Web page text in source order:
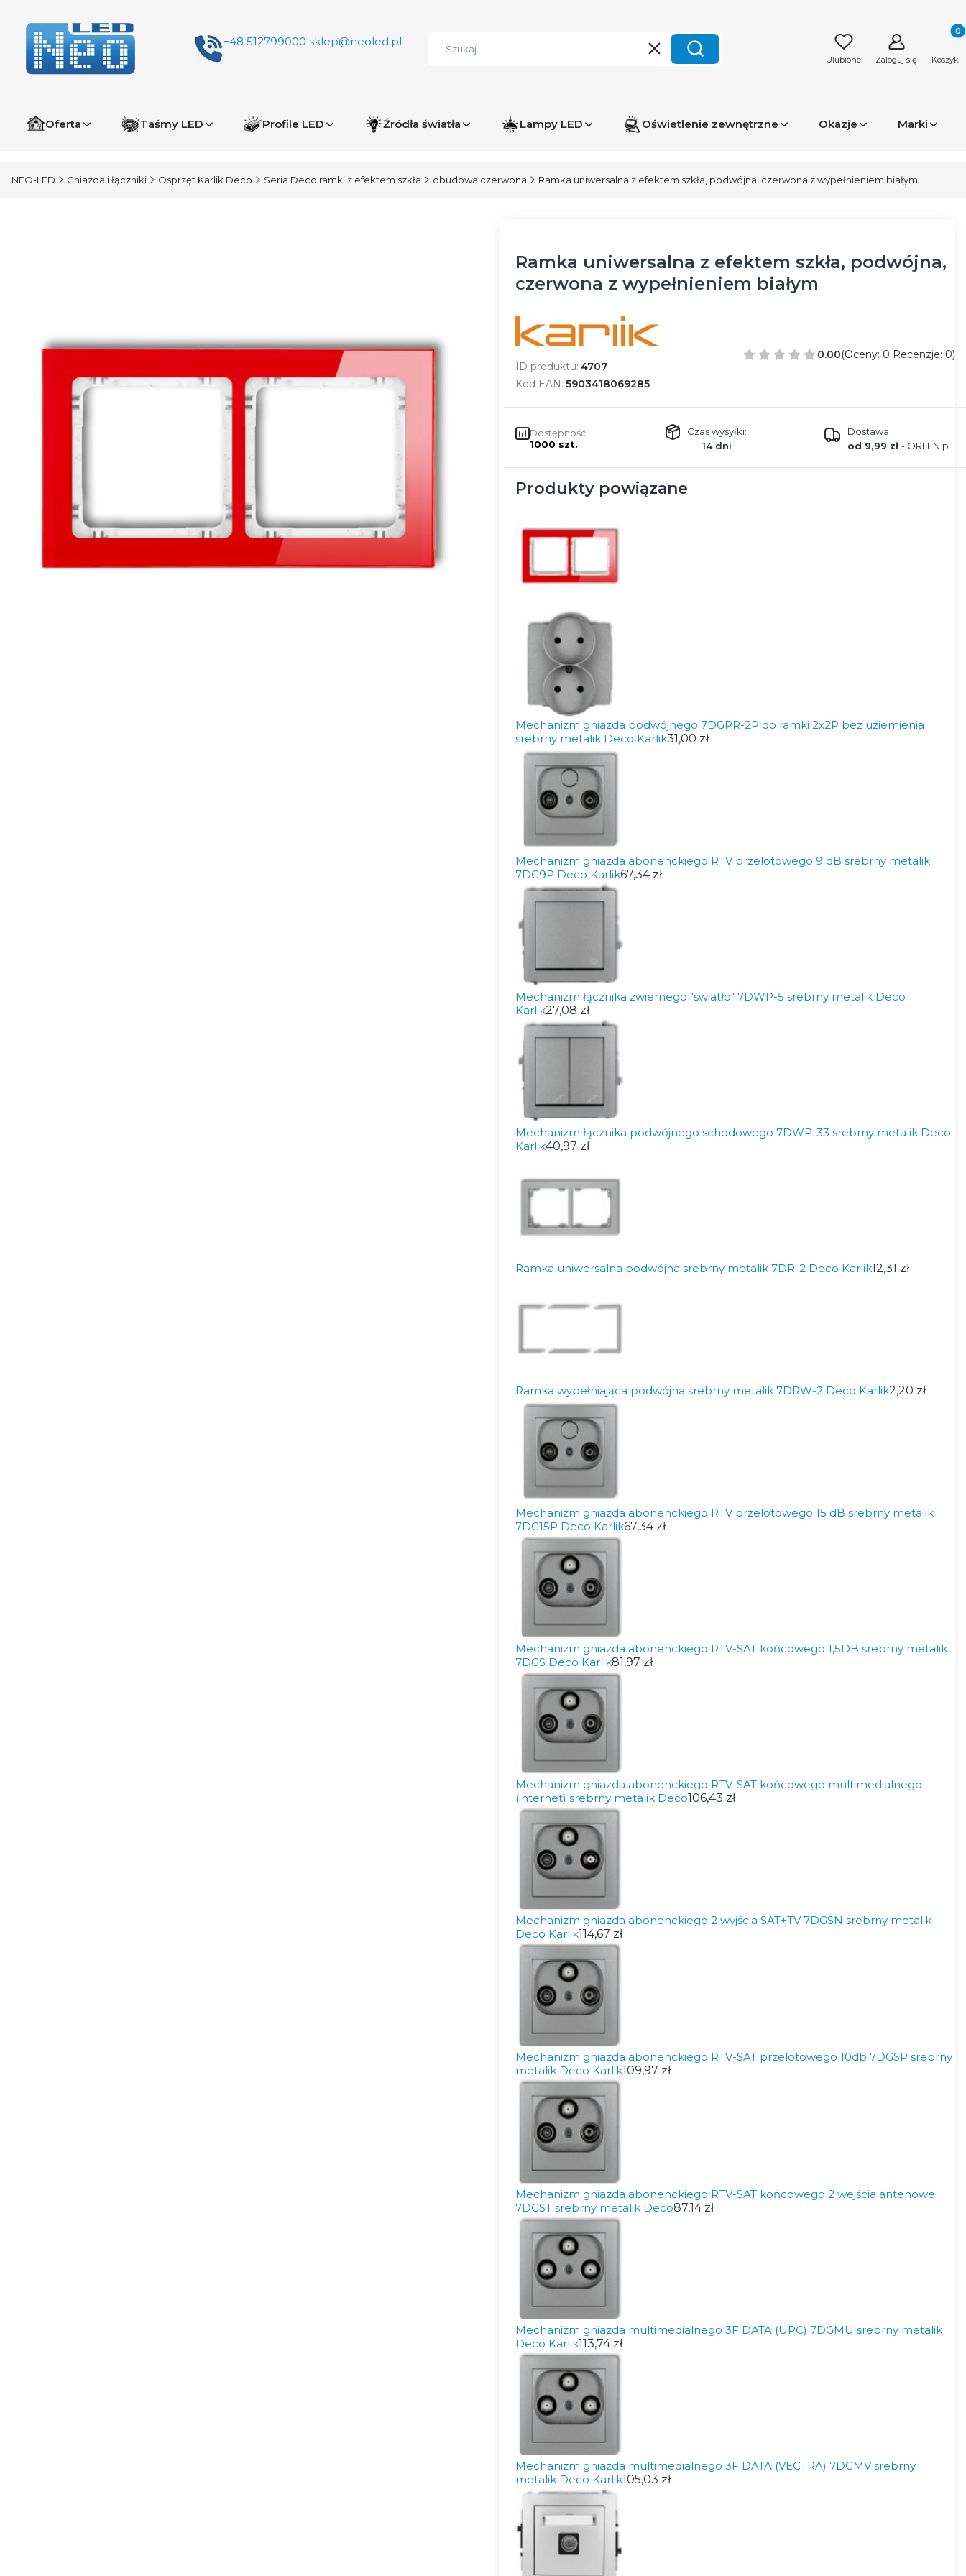
+48 512799000 sklep@neoled.pl
WyczyśćSzukaj Ulubione Zaloguj się Koszyk
Oferta Taśmy LED Profile LED Źródła światła Lampy LED Oświetlenie zewnętrzne Okazje Marki
NEO-LED Gniazda i łączniki Osprzęt Karlik Deco Seria Deco ramki z efektem szkła obudowa czerwona Ramka uniwersalna z efektem szkła, podwójna, czerwona z wypełnieniem białym
Ramka uniwersalna z efektem szkła, podwójna,
czerwona z wypełnieniem białym
ID produktu: 4707
Kod EAN: 5903418069285
0.00(Oceny: 0 Recenzje: 0)
Dostępność:
1000 szt.
Czas wysyłki:
14 dni
Dostawa
od 9,99 zł- ORLEN paczka
Produkty powiązane
Mechanizm gniazda podwójnego 7DGPR-2P do ramki 2x2P bez uziemienia
srebrny metalik Deco Karlik31,00 zł
Mechanizm gniazda abonenckiego RTV przelotowego 9 dB srebrny metalik
7DG9P Deco Karlik67,34 zł
Mechanizm łącznika zwiernego "światło" 7DWP-5 srebrny metalik Deco
Karlik27,08 zł
Mechanizm łącznika podwójnego schodowego 7DWP-33 srebrny metalik Deco
Karlik40,97 zł
Ramka uniwersalna podwójna srebrny metalik 7DR-2 Deco Karlik12,31 zł
Ramka wypełniająca podwójna srebrny metalik 7DRW-2 Deco Karlik2,20 zł
Mechanizm gniazda abonenckiego RTV przelotowego 15 dB srebrny metalik
7DG15P Deco Karlik67,34 zł
Mechanizm gniazda abonenckiego RTV-SAT końcowego 1,5DB srebrny metalik
7DGS Deco Karlik81,97 zł
Mechanizm gniazda abonenckiego RTV-SAT końcowego multimedialnego
(internet) srebrny metalik Deco106,43 zł
Mechanizm gniazda abonenckiego 2 wyjścia SAT+TV 7DGSN srebrny metalik
Deco Karlik114,67 zł
Mechanizm gniazda abonenckiego RTV-SAT przelotowego 10db 7DGSP srebrny
metalik Deco Karlik109,97 zł
Mechanizm gniazda abonenckiego RTV-SAT końcowego 2 wejścia antenowe
7DGST srebrny metalik Deco87,14 zł
Mechanizm gniazda multimedialnego 3F DATA (UPC) 7DGMU srebrny metalik
Deco Karlik113,74 zł
Mechanizm gniazda multimedialnego 3F DATA (VECTRA) 7DGMV srebrny
metalik Deco Karlik105,03 zł